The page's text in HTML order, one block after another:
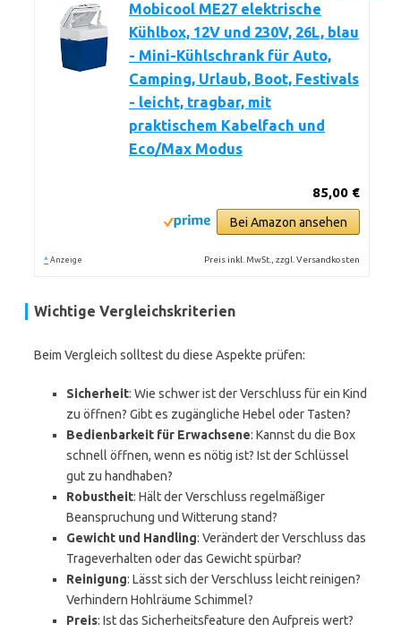
Mobicool ME27 elektrische
Kühlbox, 12V und 230V, 26L, blau
- Mini-Kühlschrank für Auto,
Camping, Urlaub, Boot, Festivals
- leicht, tragbar, mit
praktischem Kabelfach und
Eco/Max Modus
85,00 €
Bei Amazon ansehen
* Anzeige Preis inkl. MwSt., zzgl. Versandkosten
Wichtige Vergleichskriterien
Beim Vergleich solltest du diese Aspekte prüfen:
Sicherheit: Wie schwer ist der Verschluss für ein Kind
zu öffnen? Gibt es zugängliche Hebel oder Tasten?
Bedienbarkeit für Erwachsene: Kannst du die Box
schnell öffnen, wenn es nötig ist? Ist der Schlüssel
gut zu handhaben?
Robustheit: Hält der Verschluss regelmäßiger
Beanspruchung und Witterung stand?
Gewicht und Handling: Verändert der Verschluss das
Trageverhalten oder das Gewicht spürbar?
Reinigung: Lässt sich der Verschluss leicht reinigen?
Verhindern Hohlräume Schimmel?
Preis: Ist das Sicherheitsfeature den Aufpreis wert?